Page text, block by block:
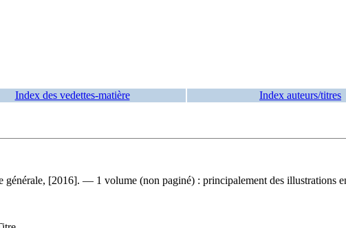
Index des vedettes-matière Index auteurs/titres
[2016]. — 1 volume (non paginé) : principalement des illustrations